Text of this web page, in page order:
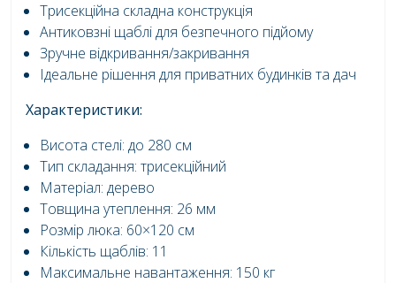
Трисекційна складна конструкція
Антиковзні щаблі для безпечного підйому
Зручне відкривання/закривання
Ідеальне рішення для приватних будинків та дач
Характеристики:
Висота стелі: до 280 см
Тип складання: трисекційний
Матеріал: дерево
Товщина утеплення: 26 мм
Розмір люка: 60×120 см
Кількість щаблів: 11
Максимальне навантаження: 150 кг